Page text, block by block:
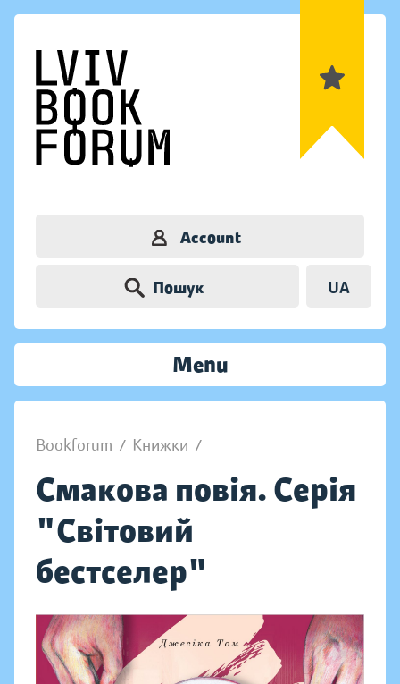
Account
Пошук UA
Menu
Bookforum / Книжки /
Смакова повія. Серія
"Світовий
бестселер"